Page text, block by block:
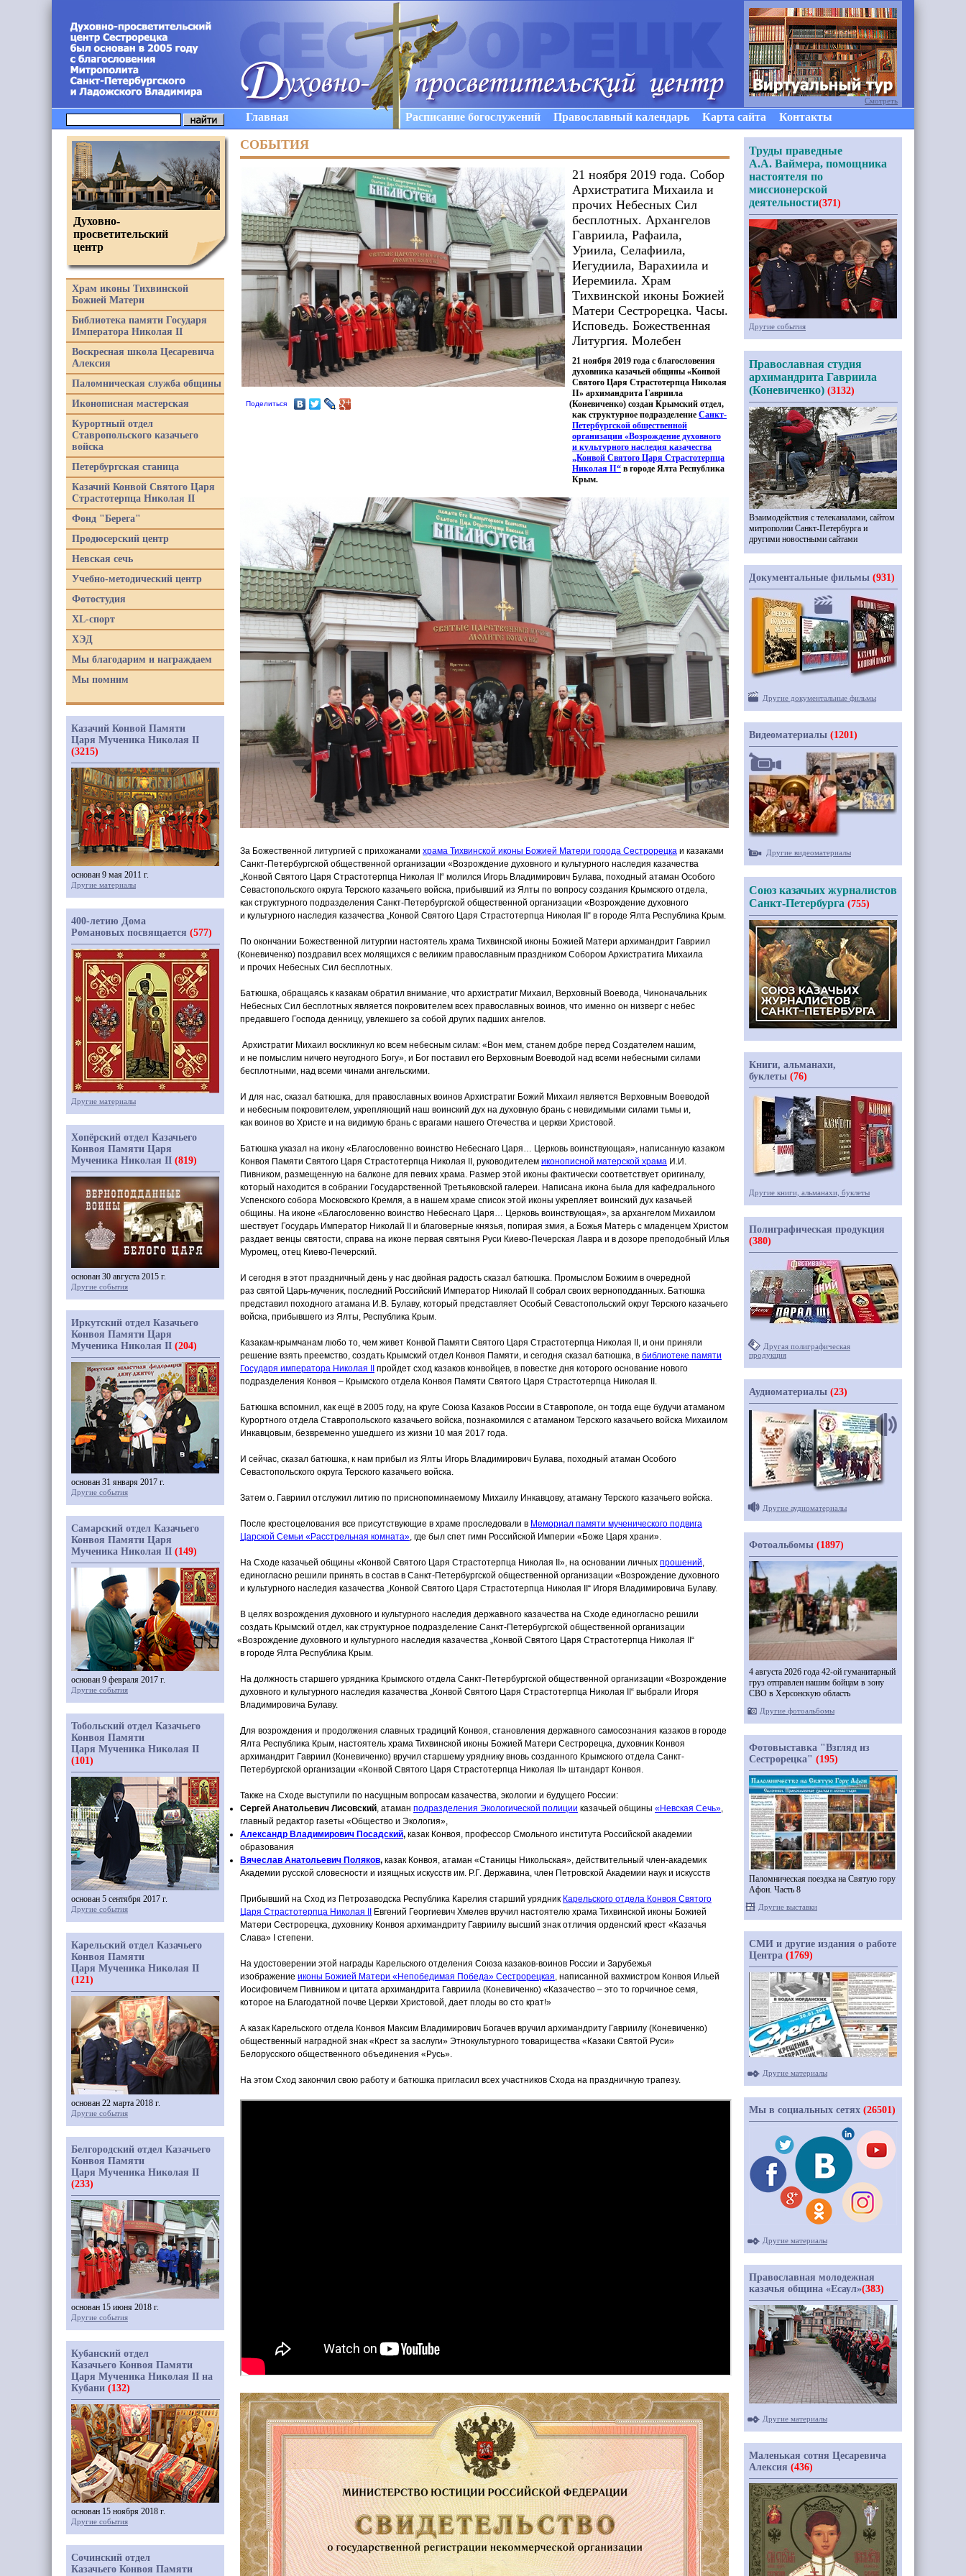
Главная Расписание богослужений Православный календарь Карта сайта Контакты
СОБЫТИЯ
Поделиться
21 ноября 2019 года. Собор
Архистратига Михаила и
прочих Небесных Сил
бесплотных. Архангелов
Гавриила, Рафаила,
Уриила, Селафиила,
Иегудиила, Варахиила и
Иеремиила. Храм
Тихвинской иконы Божией
Матери Сестрорецка. Часы.
Исповедь. Божественная
Литургия. Молебен
21 ноября 2019 года с благословения
духовника казачьей общины «Конвой
Святого Царя Страстотерпца Николая
II» архимандрита Гавриила
(Коневиченко) создан Крымский отдел,
как структурное подразделение Санкт-
Петербургской общественной
организации «Возрождение духовного
и культурного наследия казачества
„Конвой Святого Царя Страстотерпца
Николая II“ в городе Ялта Республика
Крым.
За Божественной литургией с прихожанами храма Тихвинской иконы Божией Матери города Сестрорецка и казаками
Санкт-Петербургской общественной организации «Возрождение духовного и культурного наследия казачества
„Конвой Святого Царя Страстотерпца Николая II“ молился Игорь Владимирович Булава, походный атаман Особого
Севастопольского округа Терского казачьего войска, прибывший из Ялты по вопросу создания Крымского отдела,
как структурного подразделения Санкт-Петербургской общественной организации «Возрождение духовного
и культурного наследия казачества „Конвой Святого Царя Страстотерпца Николая II“ в городе Ялта Республика Крым.
По окончании Божественной литургии настоятель храма Тихвинской иконы Божией Матери архимандрит Гавриил
(Коневиченко) поздравил всех молящихся с великим православным праздником Собором Архистратига Михаила
и прочих Небесных Сил бесплотных.
Батюшка, обращаясь к казакам обратил внимание, что архистратиг Михаил, Верховный Воевода, Чиноначальник
Небесных Сил бесплотных является покровителем всех православных воинов, что именно он низверг с небес
предавшего Господа денницу, увлекшего за собой других падших ангелов.
Архистратиг Михаил воскликнул ко всем небесным силам: «Вон мем, станем добре перед Создателем нашим,
и не помыслим ничего неугодного Богу», и Бог поставил его Верховным Воеводой над всеми небесными силами
бесплотными, над всеми чинами ангельскими.
И для нас, сказал батюшка, для православных воинов Архистратиг Божий Михаил является Верховным Воеводой
и небесным покровителем, укрепляющий наш воинский дух на духовную брань с невидимыми силами тьмы и,
как воинов во Христе и на видимую брань с врагами нашего Отечества и церкви Христовой.
Батюшка указал на икону «Благословенно воинство Небеснаго Царя… Церковь воинствующая», написанную казаком
Конвоя Памяти Святого Царя Страстотерпца Николая II, руководителем иконописной матерской храма И.И.
Пивником, размещенную на балконе для певчих храма. Размер этой иконы фактически соответствует оригиналу,
который находится в собрании Государственной Третьяковской галереи. Написана икона была для кафедрального
Успенского собора Московского Кремля, а в нашем храме список этой иконы укрепляет воинский дух казачьей
общины. На иконе «Благословенно воинство Небеснаго Царя… Церковь воинствующая», за архангелом Михаилом
шествует Государь Император Николай II и благоверные князья, попирая змия, а Божья Матерь с младенцем Христом
раздает венцы святости, справа на иконе первая святыня Руси Киево-Печерская Лавра и в дозоре преподобный Илья
Муромец, отец Киево-Печерский.
И сегодня в этот праздничный день у нас двойная радость сказал батюшка. Промыслом Божиим в очередной
раз святой Царь-мученик, последний Российский Император Николай II собрал своих верноподданных. Батюшка
представил походного атамана И.В. Булаву, который представляет Особый Севастопольский округ Терского казачьего
войска, прибывшего из Ялты, Республика Крым.
Казакам-крымчанам любо то, чем живет Конвой Памяти Святого Царя Страстотерпца Николая II, и они приняли
решение взять преемство, создать Крымский отдел Конвоя Памяти, и сегодня сказал батюшка, в библиотеке памяти
Государя императора Николая II
пройдет сход казаков конвойцев, в повестке дня которого основание нового
подразделения Конвоя – Крымского отдела Конвоя Памяти Святого Царя Страстотерпца Николая II.
Батюшка вспомнил, как ещё в 2005 году, на круге Союза Казаков России в Ставрополе, он тогда еще будучи атаманом
Курортного отдела Ставропольского казачьего войска, познакомился с атаманом Терского казачьего войска Михаилом
Инкавцовым, безвременно ушедшего из жизни 10 мая 2017 года.
И сейчас, сказал батюшка, к нам прибыл из Ялты Игорь Владимирович Булава, походный атаман Особого
Севастопольского округа Терского казачьего войска.
Затем о. Гавриил отслужил литию по приснопоминаемому Михаилу Инкавцову, атаману Терского казачьего войска.
После крестоцелования все присутствующие в храме проследовали в Мемориал памяти мученического подвига
Царской Семьи «Расстрельная комната», где был спет гимн Российской Империи «Боже Царя храни».
На Сходе казачьей общины «Конвой Святого Царя Страстотерпца Николая II», на основании личных прошений,
единогласно решили принять в состав в Санкт-Петербургской общественной организации «Возрождение духовного
и культурного наследия казачества „Конвой Святого Царя Страстотерпца Николая II“ Игоря Владимировича Булаву.
В целях возрождения духовного и культурного наследия державного казачества на Сходе единогласно решили
создать Крымский отдел, как структурное подразделение Санкт-Петербургской общественной организации
«Возрождение духовного и культурного наследия казачества „Конвой Святого Царя Страстотерпца Николая II“
в городе Ялта Республика Крым.
На должность старшего урядника Крымского отдела Санкт-Петербургской общественной организации «Возрождение
духовного и культурного наследия казачества „Конвой Святого Царя Страстотерпца Николая II“ выбрали Игоря
Владимировича Булаву.
Для возрождения и продолжения славных традиций Конвоя, становления державного самосознания казаков в городе
Ялта Республика Крым, настоятель храма Тихвинской иконы Божией Матери Сестрорецка, духовник Конвоя
архимандрит Гавриил (Коневиченко) вручил старшему уряднику вновь созданного Крымского отдела Санкт-
Петербургской организации «Конвой Святого Царя Страстотерпца Николая II» штандарт Конвоя.
Также на Сходе выступили по насущным вопросам казачества, экологии и будущего России:
Сергей Анатольевич Лисовский, атаман подразделения Экологической полиции казачьей общины «Невская Сечь»,
главный редактор газеты «Общество и Экология»,
Александр Владимирович Посадский, казак Конвоя, профессор Смольного института Российской академии
образования
Вячеслав Анатольевич Поляков, казак Конвоя, атаман «Станицы Никольская», действительный член-академик
Академии русской словесности и изящных искусств им. Р.Г. Державина, член Петровской Академии наук и искусств
Прибывший на Сход из Петрозаводска Республика Карелия старший урядник Карельского отдела Конвоя Святого
Царя Страстотерпца Николая II
Евгений Георгиевич Хмелев вручил настоятелю храма Тихвинской иконы Божией
Матери Сестрорецка, духовнику Конвоя архимандриту Гавриилу высший знак отличия орденский крест «Казачья
Слава» I степени.
На удостоверении этой награды Карельского отделения Союза казаков-воинов России и Зарубежья
изображение иконы Божией Матери «Непобедимая Победа» Сестрорецкая, написанной вахмистром Конвоя Ильей
Иосифовичем Пивником и цитата архимандрита Гавриила (Коневиченко) «Казачество – это то горчичное семя,
которое на Благодатной почве Церкви Христовой, дает плоды во сто крат!»
А казак Карельского отдела Конвоя Максим Владимирович Богачев вручил архимандриту Гавриилу (Коневиченко)
общественный наградной знак «Крест за заслуги» Этнокультурного товарищества «Казаки Святой Руси»
Белорусского общественного объединения «Русь».
На этом Сход закончил свою работу и батюшка пригласил всех участников Схода на праздничную трапезу.
Духовно-
просветительский
центр
Храм иконы Тихвинской
Божией Матери
Библиотека памяти Государя
Императора Николая II
Воскресная школа Цесаревича
Алексия
Паломническая служба общины
Иконописная мастерская
Курортный отдел
Ставропольского казачьего
войска
Петербургская станица
Казачий Конвой Святого Царя
Страстотерпца Николая II
Фонд "Берега"
Продюсерский центр
Невская сечь
Учебно-методический центр
Фотостудия
XL-спорт
ХЭД
Мы благодарим и награждаем
Мы помним
Казачий Конвой Памяти
Царя Мученика Николая II
(3215)
основан 9 мая 2011 г.
Другие материалы
400-летию Дома
Романовых посвящается (577)
Другие материалы
Хопёрский отдел Казачьего
Конвоя Памяти Царя
Мученика Николая II (819)
основан 30 августа 2015 г.
Другие события
Иркутский отдел Казачьего
Конвоя Памяти Царя
Мученика Николая II (204)
основан 31 января 2017 г.
Другие события
Самарский отдел Казачьего
Конвоя Памяти Царя
Мученика Николая II (149)
основан 9 февраля 2017 г.
Другие события
Тобольский отдел Казачьего
Конвоя Памяти
Царя Мученика Николая II
(101)
основан 5 сентября 2017 г.
Другие события
Карельский отдел Казачьего
Конвоя Памяти
Царя Мученика Николая II
(121)
основан 22 марта 2018 г.
Другие события
Белгородский отдел Казачьего
Конвоя Памяти
Царя Мученика Николая II
(233)
основан 15 июня 2018 г.
Другие события
Кубанский отдел
Казачьего Конвоя Памяти
Царя Мученика Николая II на
Кубани (132)
основан 15 ноября 2018 г.
Другие события
Сочинский отдел
Казачьего Конвоя Памяти
Смотреть
Труды праведные
А.А. Ваймера, помощника
настоятеля по
миссионерской
деятельности(371)
Другие события
Православная студия
архимандрита Гавриила
(Коневиченко) (3132)
Взаимодействия с телеканалами, сайтом
митрополии Санкт-Петербурга и
другими новостными сайтами
Документальные фильмы (931)
Другие документальные фильмы
Видеоматериалы (1201)
Другие видеоматериалы
Союз казачьих журналистов
Санкт-Петербурга (755)
Книги, альманахи,
буклеты (76)
Другие книги, альманахи, буклеты
Полиграфическая продукция
(380)
Другая полиграфическая
продукция
Аудиоматериалы (23)
Другие аудиоматериалы
Фотоальбомы (1897)
4 августа 2026 года 42-ой гуманитарный
груз отправлен нашим бойцам в зону
СВО в Херсонскую область
Другие фотоальбомы
Фотовыставка "Взгляд из
Сестрорецка" (195)
Паломническая поездка на Святую гору
Афон. Часть 8
Другие выставки
СМИ и другие издания о работе
Центра (1769)
Другие материалы
Мы в социальных сетях (26501)
Другие материалы
Православная молодежная
казачья община «Есаул»(383)
Другие материалы
Маленькая сотня Цесаревича
Алексия (436)